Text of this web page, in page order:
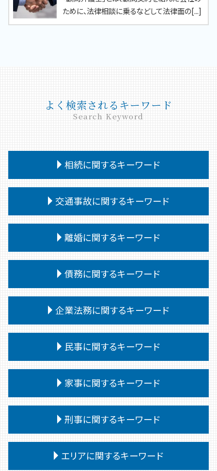
ために、法律相談に乗るなどして法律面の[...]
よく検索されるキーワード
Search Keyword
相続に関するキーワード
相続 受け取らない
相続 いつまで
相続 遺言書 書き方
相続放棄 デメリット
相続 受け取り方
相続 遺産分割協議書
相続 遺言書がある場合
相続 遺言なし
相続 遺言 遺留分
相続放棄手続き 生前
相続人 連絡取れない
相続 遺言
相続 遺留分
相続 会ったこともない
相続
相続 譲渡
交通事故に関するキーワード
交通事故 強い 弁護士
交通事故 むちうち 慰謝料
交通事故慰謝料 弁護士
交通事故 過失割合 納得いかない
交通事故 慰謝料 通院 6ヶ月
交通事故 治療費 過失割合
交通事故 過失割合 10対0
交通事故 相手 ごねる
交通事故 通院 慰謝料
交通事故 過失割合 自己負担
交通事故 代車費用 過失割合
交通事故 被害者 慰謝料
交通事故 慰謝料 通院日数
交通事故 供述調書 食い違い
離婚に関するキーワード
離婚 共有財産
親権 父親 勝ち取る
離婚 慰謝料 浮気
離婚調停 流れ
離婚 公正証書
離婚 裁判 流れ
離婚裁判 期間
離婚 相手が拒否
離婚調停
離婚 公正証書 費用
離婚 文書 公正証書
債務に関するキーワード
債務整理 ブラックリスト
小規模個人再生 債務 額
任意整理 個人再生
自己破産 期間
債務 義務
任意整理 個人再生 違い
任意整理
債務 任意整理
自己破産 条件
企業法務に関するキーワード
契約書 リーガルチェック
企業法務 弁護士事務所
企業法務
企業法務 予防法務
企業法務 中小企業
パワーハラスメント 定義
紛争対応 弁護士
民事に関するキーワード
民事 訴えた側
民事調停 デメリット
民事 起訴
民事調停
民事 訴え方
家事に関するキーワード
家事事件 判决
家事事件 手続 流れ
家事事件 特別抗告
刑事に関するキーワード
刑事事件 弁護士エリアに関するキーワード